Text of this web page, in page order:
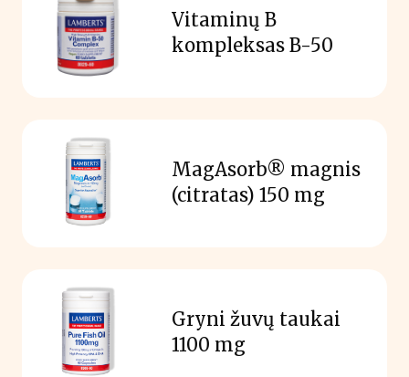
Vitaminų B
kompleksas B-50
MagAsorb® magnis
(citratas) 150 mg
Gryni žuvų taukai
1100 mg